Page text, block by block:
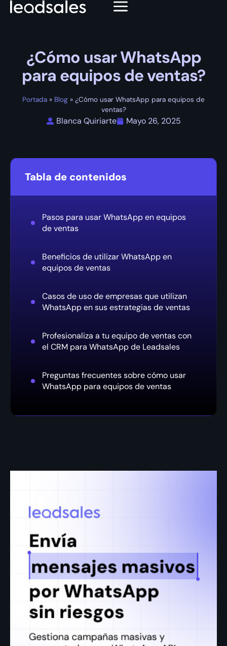
¿Cómo usar WhatsApp
para equipos de ventas?
Portada » Blog » ¿Cómo usar WhatsApp para equipos de
ventas?
Blanca Quiriarte Mayo 26, 2025
Tabla de contenidos
Pasos para usar WhatsApp en equipos
de ventas
Beneficios de utilizar WhatsApp en
equipos de ventas
Casos de uso de empresas que utilizan
WhatsApp en sus estrategias de ventas
Profesionaliza a tu equipo de ventas con
el CRM para WhatsApp de Leadsales
Preguntas frecuentes sobre cómo usar
WhatsApp para equipos de ventas